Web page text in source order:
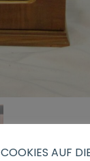
COOKIES AUF